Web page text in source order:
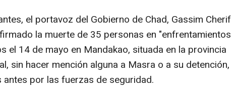
el portavoz del Gobierno de Chad, Gassim Cherif
la muerte de 35 personas en "enfrentamientos
el 14 de mayo en Mandakao, situada en la provincia
sin hacer mención alguna a Masra o a su detención,
antes por las fuerzas de seguridad.